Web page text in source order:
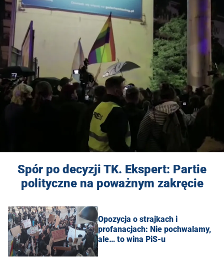
Spór po decyzji TK. Ekspert: Partie
polityczne na poważnym zakręcie
Opozycja o strajkach i
profanacjach: Nie pochwalamy,
ale… to wina PiS-u